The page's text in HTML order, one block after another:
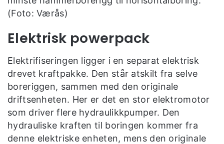
(Foto: Værås)
Elektrisk powerpack
Elektrifiseringen ligger i en separat elektrisk
drevet kraftpakke. Den står atskilt fra selve
boreriggen, sammen med den originale
driftsenheten. Her er det en stor elektromotor
som driver flere hydraulikkpumper. Den
hydrauliske kraften til boringen kommer fra
denne elektriske enheten, mens den originale